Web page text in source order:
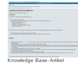
Knowledge Base- Artikel